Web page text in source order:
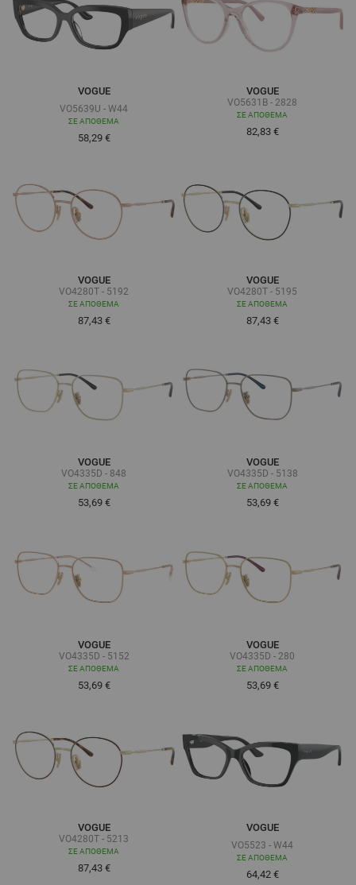
VOGUE
VO5639U - W44
ΣΕ ΑΠΌΘΕΜΑ
Τόσο χαμηλά όσο
58,29 €
VOGUE
VO5631B - 2828
ΣΕ ΑΠΌΘΕΜΑ
82,83 €
VOGUE
VO4280T - 5192
ΣΕ ΑΠΌΘΕΜΑ
87,43 €
VOGUE
VO4280T - 5195
ΣΕ ΑΠΌΘΕΜΑ
87,43 €
VOGUE
VO4335D - 848
ΣΕ ΑΠΌΘΕΜΑ
53,69 €
VOGUE
VO4335D - 5138
ΣΕ ΑΠΌΘΕΜΑ
53,69 €
VOGUE
VO4335D - 5152
ΣΕ ΑΠΌΘΕΜΑ
53,69 €
VOGUE
VO4335D - 280
ΣΕ ΑΠΌΘΕΜΑ
53,69 €
VOGUE
VO4280T - 5213
ΣΕ ΑΠΌΘΕΜΑ
87,43 €
VOGUE
VO5523 - W44
ΣΕ ΑΠΌΘΕΜΑ
Τόσο χαμηλά όσο
64,42 €